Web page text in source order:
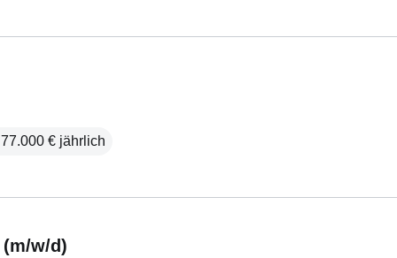
€ jährlich
w/d)